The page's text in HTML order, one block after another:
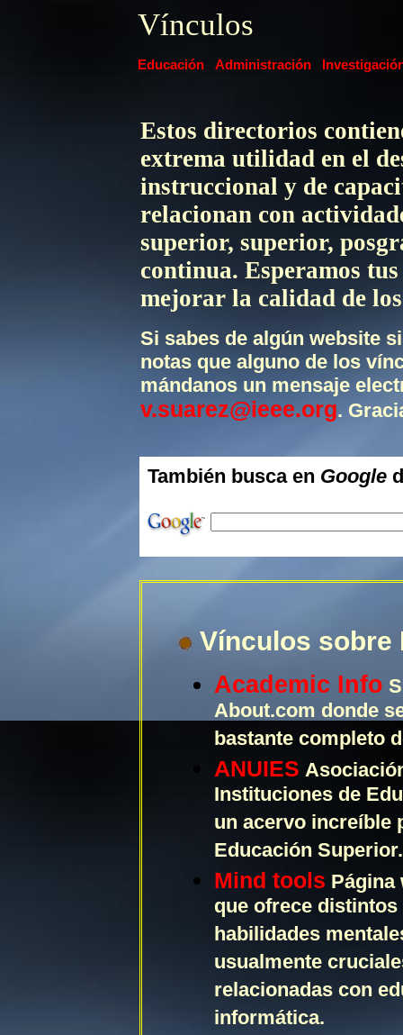
Vínculos
Educación Administración
Estos directorios
extrema utilidad en el
instruccional y de
relacionan con
superior, superior,
continua. Esperamos
mejorar la calidad de
Si sabes de algún website
notas que alguno de los
mándanos un mensaje
v.suarez@ieee.org.
También busca en Google
Vínculos sobre
Academic Info
About.com donde
bastante completo
ANUIES
Instituciones de
un acervo increíble
Educación Superior.
Mind tools Página
que ofrece
habilidades
usualmente
relacionadas con
informática.